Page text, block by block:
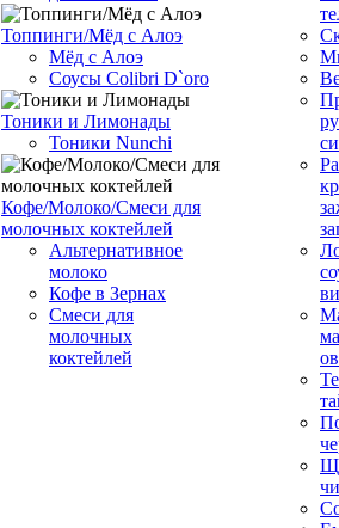
Топпинги/Мёд с Алоэ
Мёд с Алоэ
Соусы Colibri D`oro
Тоники и Лимонады
Тоники Nunchi
Кофе/Молоко/Смеси для
молочных коктейлей
Альтернативное
молоко
Кофе в Зернах
Смеси для
молочных
коктейлей